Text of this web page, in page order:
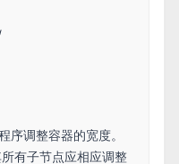
序调整容器的宽度。
有子节点应相应调整